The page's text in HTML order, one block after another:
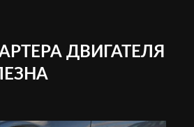
ДВИГАТЕЛЯ